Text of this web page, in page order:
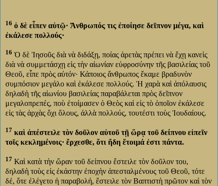
16 ὁ δὲ εἶπεν αὐτῷ· Ἄνθρωπός τις ἐποίησε δεῖπνον μέγα, καὶ
ἐκάλεσε πολλούς·
16 Ὁ δὲ Ἰησοῦς διὰ νὰ διδάξῃ, ποίας ἀρετὰς πρέπει νὰ ἔχῃ κανεὶς
διὰ νὰ συμμετάσχῃ εἰς τὴν αἰωνίαν εὐφροσύνην τῆς βασιλείας τοῦ
Θεοῦ, εἶπε πρὸς αὐτόν· Κάποιος ἄνθρωπος ἔκαμε βραδυνὸν
συμπόσιον μεγάλο καὶ ἐκάλεσε πολλούς. Ἡ χαρὰ καὶ ἀπόλαυσις
δηλαδὴ τῆς αἰωνίου βασιλείας παραβάλεται πρὸς δεῖπνον
μεγαλοπρεπές, ποὺ ἐτοίμασεν ὁ Θεὸς καὶ εἰς τὸ ὁποῖον ἐκάλεσε
εἰς τὰς ἀρχὰς ὄχι ὅλους, ἀλλὰ πολλούς, τουτέστι τοὺς Ἰουδαίους.
17 καὶ ἀπέστειλε τὸν δοῦλον αὐτοῦ τῇ ὥρᾳ τοῦ δείπνου εἰπεῖν
τοῖς κεκλημένοις· ἔρχεσθε, ὅτι ἤδη ἕτοιμά ἐστι πάντα.
17 Καὶ κατὰ τὴν ὥραν τοῦ δείπνου ἔστειλε τὸν δοῦλον του,
δηλαδὴ τοὺς εἰς ἐκάστην ἐποχὴν ἀπεσταλμένους τοῦ Θεοῦ, τότε
δέ, ὅτε ἐλέγετο ἡ παραβολή, ἔστειλε τὸν Βαπτιστὴ πρῶτον καὶ τὸν